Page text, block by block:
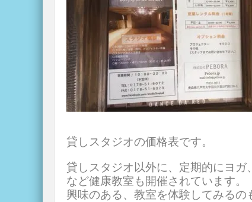
貸しスタジオの価格表です。
貸しスタジオ以外に、定期的にヨ
など健康教室も開催されています。
興味のある、教室を体験してみるの